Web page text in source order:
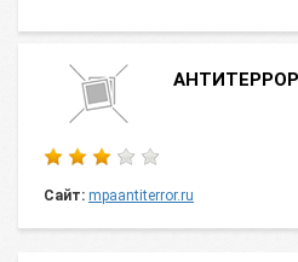
АНТИТЕРРОР
Сайт: mpaantiterror.ru